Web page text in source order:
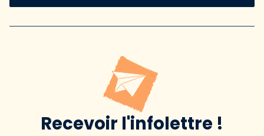
Recevoir l'infolettre !